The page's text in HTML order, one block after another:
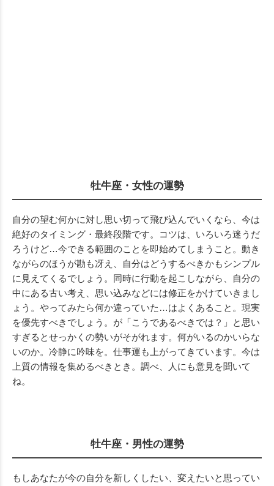
牡牛座・女性の運勢
自分の望む何かに対し思い切って飛び込んでいくなら、今は
絶好のタイミング・最終段階です。コツは、いろいろ迷うだ
ろうけど…今できる範囲のことを即始めてしまうこと。動き
ながらのほうが勘も冴え、自分はどうするべきかもシンプル
に見えてくるでしょう。同時に行動を起こしながら、自分の
中にある古い考え、思い込みなどには修正をかけていきまし
ょう。やってみたら何か違っていた…はよくあること。現実
を優先すべきでしょう。が「こうであるべきでは？」と思い
すぎるとせっかくの勢いがそがれます。何がいるのかいらな
いのか。冷静に吟味を。仕事運も上がってきています。今は
上質の情報を集めるべきとき。調べ、人にも意見を聞いて
ね。
牡牛座・男性の運勢
もしあなたが今の自分を新しくしたい、変えたいと思ってい